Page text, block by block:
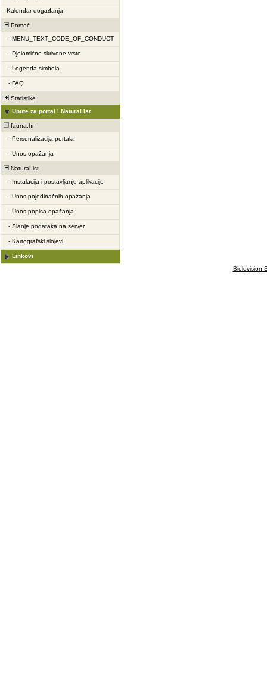
- Kalendar događanja
Pomoć
- MENU_TEXT_CODE_OF_CONDUCT
- Djelomično skrivene vrste
- Legenda simbola
- FAQ
Statistike
Upute za portal i NaturaList
fauna.hr
- Personalizacija portala
- Unos opažanja
NaturaList
- Instalacija i postavljanje aplikacije
- Unos pojedinačnih opažanja
- Unos popisa opažanja
- Slanje podataka na server
- Kartografski slojevi
Linkovi
Biolovision